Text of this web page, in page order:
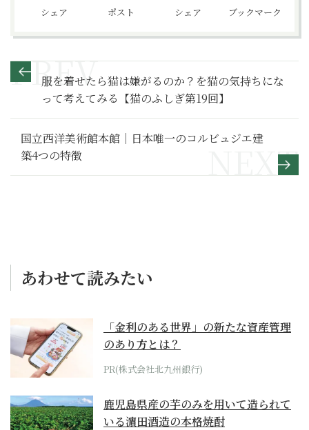
シェア ポスト シェア ブックマーク
服を着せたら猫は嫌がるのか？を猫の気持ちにな
って考えてみる【猫のふしぎ第19回】
国立西洋美術館本館｜日本唯一のコルビュジエ建
築4つの特徴
あわせて読みたい
「金利のある世界」の新たな資産管理
のあり方とは？
PR(株式会社北九州銀行)
鹿児島県産の芋のみを用いて造られて
いる濵田酒造の本格焼酎